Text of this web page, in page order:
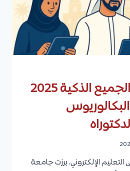
رسوم جامعة الجميع الذكية 2025
البكالوريوس
الإلكتروني، برزت جامعة